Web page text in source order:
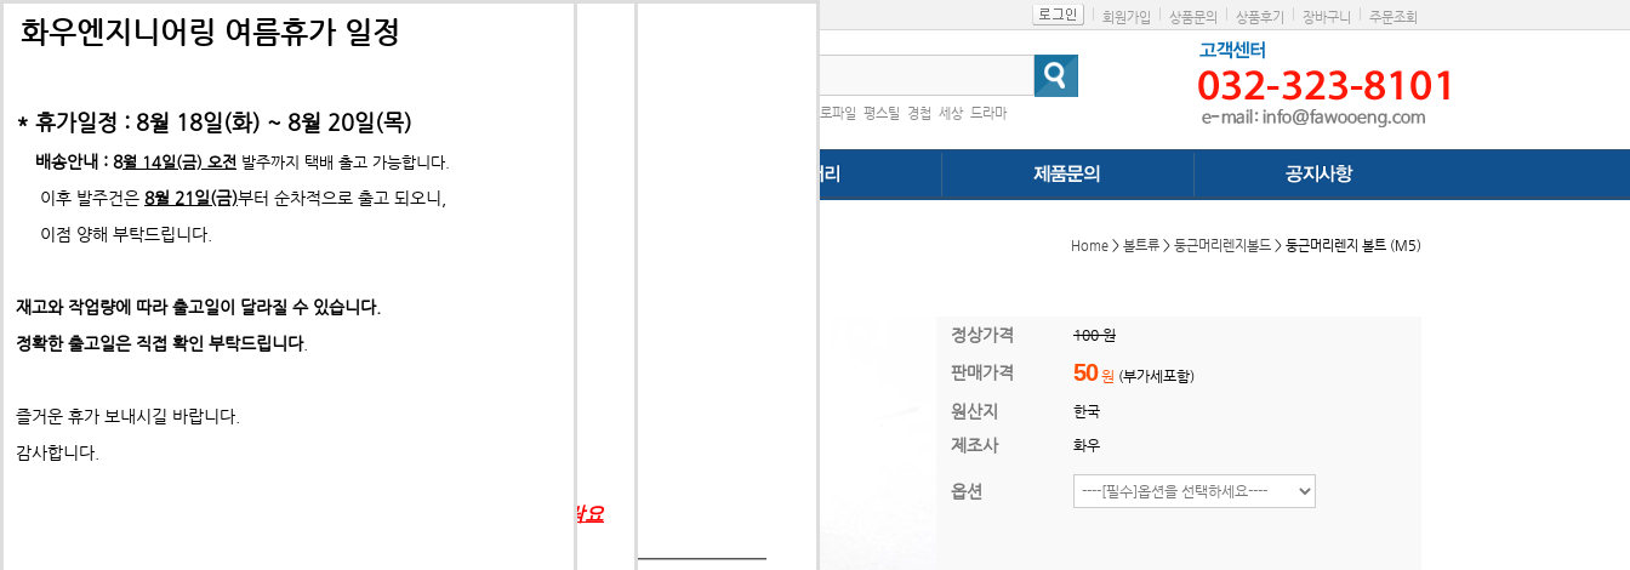
배송비관련 공지사항
*택배사 요청에 따라 선불,착불 동시에 진행이 불가하게 되었습니다.
-수정전 : 주문시 배송비(6,000원) 선불 결제
제품의 수량,무게,길이에 따라 추가요금은 착불진행
- 수정후 : 주문시 배송비(0원)
* 주문결제 단계에서 다시한번 문구 확인하시고
택배배송관련 공지사항(*필독)
*프로파일 절단길이 2700mm이상 택배발송 불가
* 프로파일 절단길이 2700mm 이상은각 지역 도착영업소에
따라배송이 불가할수도 있습니다. 주문시 참고 부탁드립니다.
ex) 자가수령 및 화물택배,화물차(운임고객부담) 배송가능
**알루미늄판재 및 기타판재 단가 인상 (쇼핑몰주문 및 입금전 연락요
화우엔지니어링 여름휴가 일정
* 휴가일정 : 8월 18일(화) ~ 8월 20일(목)
배송안내 : 8월 14일(금) 오전 발주까지 택배 출고 가능합니다.
이후 발주건은 8월 21일(금)부터 순차적으로 출고 되오니,
이점 양해 부탁드립니다.
재고와 작업량에 따라 출고일이 달라질 수 있습니다.
정확한 출고일은 직접 확인 부탁드립니다.
즐거운 휴가 보내시길 바랍니다.
감사합니다.
회원가입 상품문의 상품후기 장바구니 주문조회
프로파일 평스틸 경첩 세상 드라마
표준형 프로파일 및 부품
ABN프로파일 20시리즈
Home > 볼트류 > 둥근머리렌지볼드 > 둥근머리렌지 볼트 (M5)
정상가격 100 원
판매가격 50원 (부가세포함)
원산지 한국
제조사 화우
옵션